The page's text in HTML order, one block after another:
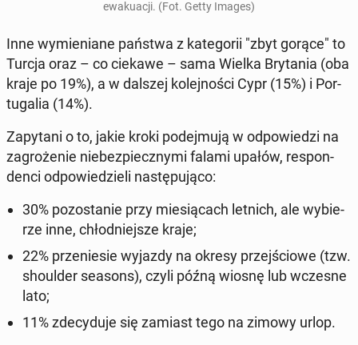
ewa­ku­acji. (Fot. Getty Images)
Inne wy­mie­nia­ne państwa z ka­te­go­rii "zbyt gorące" to
Turcja oraz – co ciekawe – sama Wielka Bry­ta­nia (oba
kraje po 19%), a w dalszej ko­lej­no­ści Cypr (15%) i Por­
tu­ga­lia (14%).
Za­py­ta­ni o to, jakie kroki po­dej­mu­ją w od­po­wie­dzi na
za­gro­że­nie nie­bez­piecz­ny­mi falami upałów, re­spon­
den­ci od­po­wie­dzie­li na­stę­pu­ją­co:
30% po­zo­sta­nie przy mie­sią­cach letnich, ale wy­bie­
rze inne, chłod­niej­sze kraje;
22% prze­nie­sie wyjazdy na okresy przej­ścio­we (tzw.
sho­ul­der seasons), czyli późną wiosnę lub wczesne
lato;
11%zde­cy­du­je się zamiast tego na zimowy urlop.